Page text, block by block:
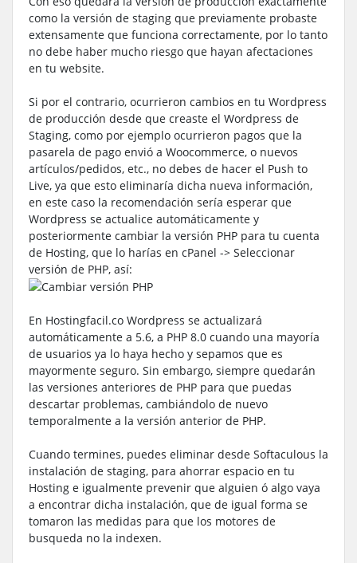
como la versión de staging que previamente probaste
extensamente que funciona correctamente, por lo tanto
no debe haber mucho riesgo que hayan afectaciones
en tu website.
Si por el contrario, ocurrieron cambios en tu Wordpress
de producción desde que creaste el Wordpress de
Staging, como por ejemplo ocurrieron pagos que la
pasarela de pago envió a Woocommerce, o nuevos
artículos/pedidos, etc., no debes de hacer el Push to
Live, ya que esto eliminaría dicha nueva información,
en este caso la recomendación sería esperar que
Wordpress se actualice automáticamente y
posteriormente cambiar la versión PHP para tu cuenta
de Hosting, que lo harías en cPanel -> Seleccionar
versión de PHP, así:
En Hostingfacil.co Wordpress se actualizará
automáticamente a 5.6, a PHP 8.0 cuando una mayoría
de usuarios ya lo haya hecho y sepamos que es
mayormente seguro. Sin embargo, siempre quedarán
las versiones anteriores de PHP para que puedas
descartar problemas, cambiándolo de nuevo
temporalmente a la versión anterior de PHP.
Cuando termines, puedes eliminar desde Softaculous la
instalación de staging, para ahorrar espacio en tu
Hosting e igualmente prevenir que alguien ó algo vaya
a encontrar dicha instalación, que de igual forma se
tomaron las medidas para que los motores de
busqueda no la indexen.